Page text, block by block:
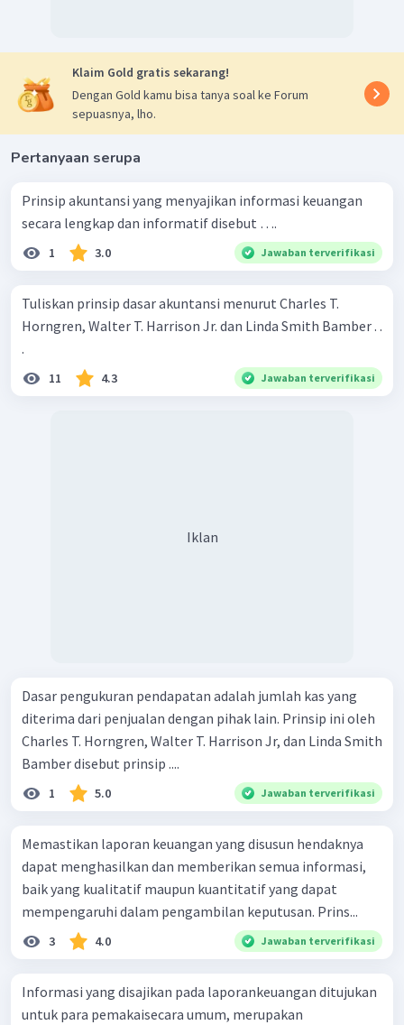
Klaim Gold gratis sekarang!
Dengan Gold kamu bisa tanya soal ke Forum
sepuasnya, lho.
Pertanyaan serupa
Prinsip akuntansi yang menyajikan informasi keuangan
secara lengkap dan informatif disebut ….
1 3.0 Jawaban terverifikasi
Tuliskan prinsip dasar akuntansi menurut Charles T.
Horngren, Walter T. Harrison Jr. dan Linda Smith Bamber . .
.
11 4.3 Jawaban terverifikasi
Iklan
Dasar pengukuran pendapatan adalah jumlah kas yang
diterima dari penjualan dengan pihak lain. Prinsip ini oleh
Charles T. Horngren, Walter T. Harrison Jr, dan Linda Smith
Bamber disebut prinsip ....
1 5.0 Jawaban terverifikasi
Memastikan laporan keuangan yang disusun hendaknya
dapat menghasilkan dan memberikan semua informasi,
baik yang kualitatif maupun kuantitatif yang dapat
mempengaruhi dalam pengambilan keputusan. Prins...
3 4.0 Jawaban terverifikasi
Informasi yang disajikan pada laporankeuangan ditujukan
untuk para pemakaisecara umum, merupakan